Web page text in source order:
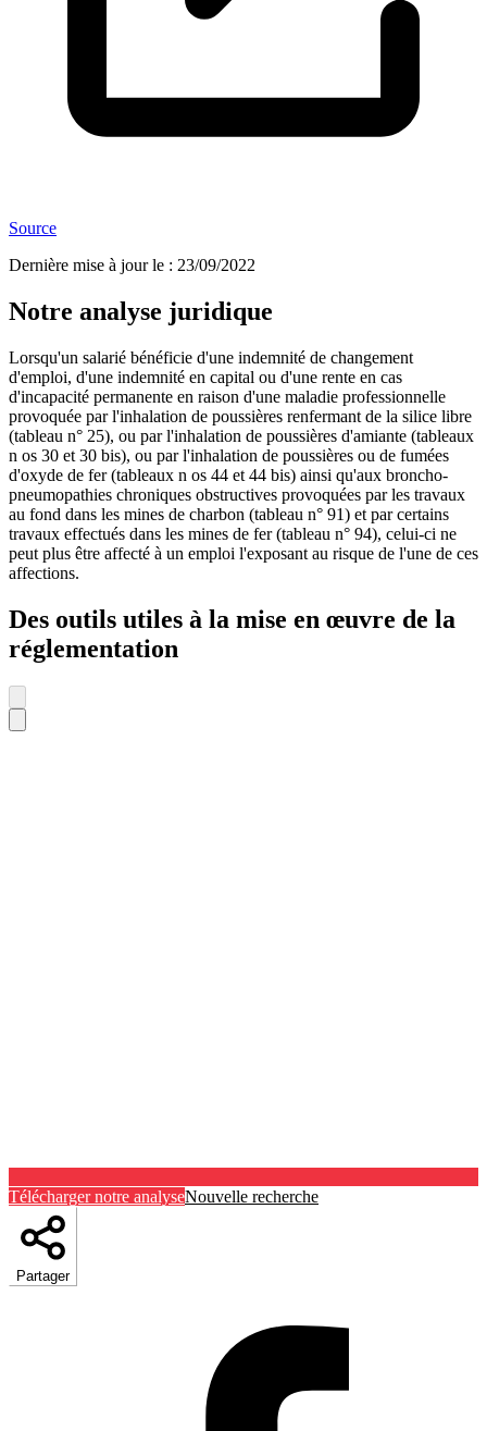
Source
Dernière mise à jour le : 23/09/2022
Notre analyse juridique
Lorsqu'un salarié bénéficie d'une indemnité de changement
d'emploi, d'une indemnité en capital ou d'une rente en cas
d'incapacité permanente en raison d'une maladie professionnelle
provoquée par l'inhalation de poussières renfermant de la silice libre
(tableau n° 25), ou par l'inhalation de poussières d'amiante (tableaux
n os 30 et 30 bis), ou par l'inhalation de poussières ou de fumées
d'oxyde de fer (tableaux n os 44 et 44 bis) ainsi qu'aux broncho-
pneumopathies chroniques obstructives provoquées par les travaux
au fond dans les mines de charbon (tableau n° 91) et par certains
travaux effectués dans les mines de fer (tableau n° 94), celui-ci ne
peut plus être affecté à un emploi l'exposant au risque de l'une de ces
affections.
Des outils utiles à la mise en œuvre de la
réglementation
Télécharger notre analyseNouvelle recherche
Partager